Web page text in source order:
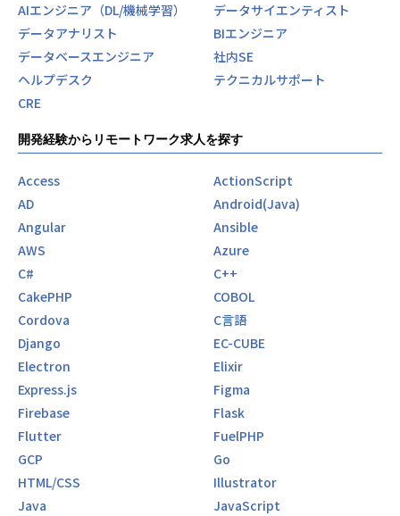
AIエンジニア（DL/機械学習）
データサイエンティスト
データアナリスト
BIエンジニア
データベースエンジニア
社内SE
ヘルプデスク
テクニカルサポート
CRE
開発経験からリモートワーク求人を探す
Access
ActionScript
AD
Android(Java)
Angular
Ansible
AWS
Azure
C#
C++
CakePHP
COBOL
Cordova
C言語
Django
EC-CUBE
Electron
Elixir
Express.js
Figma
Firebase
Flask
Flutter
FuelPHP
GCP
Go
HTML/CSS
Illustrator
Java
JavaScript